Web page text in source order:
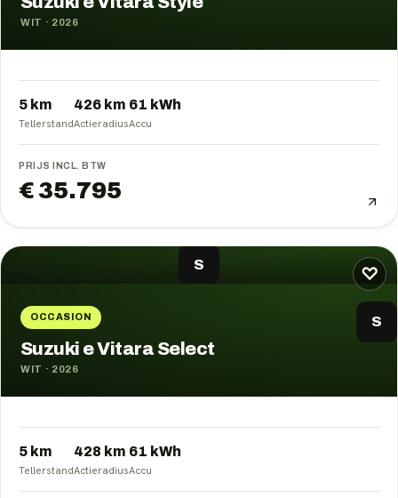
WIT · 2026
5 km
Tellerstand
426 km
Actieradius
61 kWh
Accu
PRIJS INCL. BTW
€ 35.795
♡
S
OCCASION S
Suzuki e Vitara Select
WIT · 2026
5 km
Tellerstand
428 km
Actieradius
61 kWh
Accu